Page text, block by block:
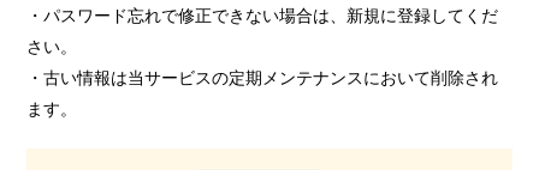
・パスワード忘れで修正できない場合は、新規に登録してくだ
さい。
・古い情報は当サービスの定期メンテナンスにおいて削除され
ます。